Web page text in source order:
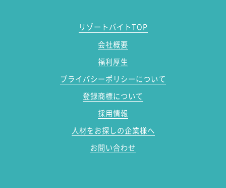
リゾートバイトTOP
会社概要
福利厚生
プライバシーポリシーについて
登録商標について
採用情報
人材をお探しの企業様へ
お問い合わせ